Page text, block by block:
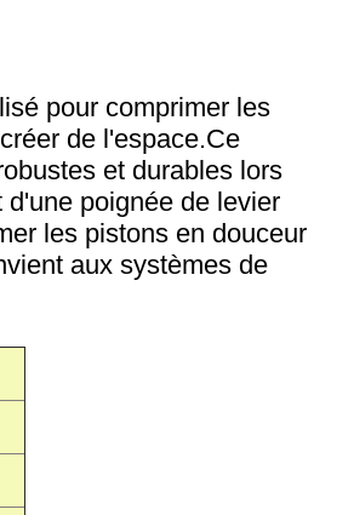
pour comprimer les
de l'espace.Ce
et durables lors
poignée de levier
les pistons en douceur
aux systèmes de